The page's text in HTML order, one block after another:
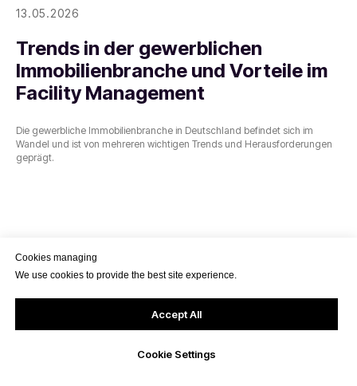
13.05.2026
Trends in der gewerblichen
Immobilienbranche und Vorteile im
Facility Management
Die gewerbliche Immobilienbranche in Deutschland befindet sich im
Wandel und ist von mehreren wichtigen Trends und Herausforderungen
geprägt.
Cookies managing
We use cookies to provide the best site experience.
Accept All
Cookie Settings